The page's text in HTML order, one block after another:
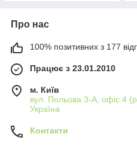
Про нас
100% позитивних з 177
Працює з 23.01.2010
м. Київ
вул. Польова 3-А, офіс 4
Україна
Контакти